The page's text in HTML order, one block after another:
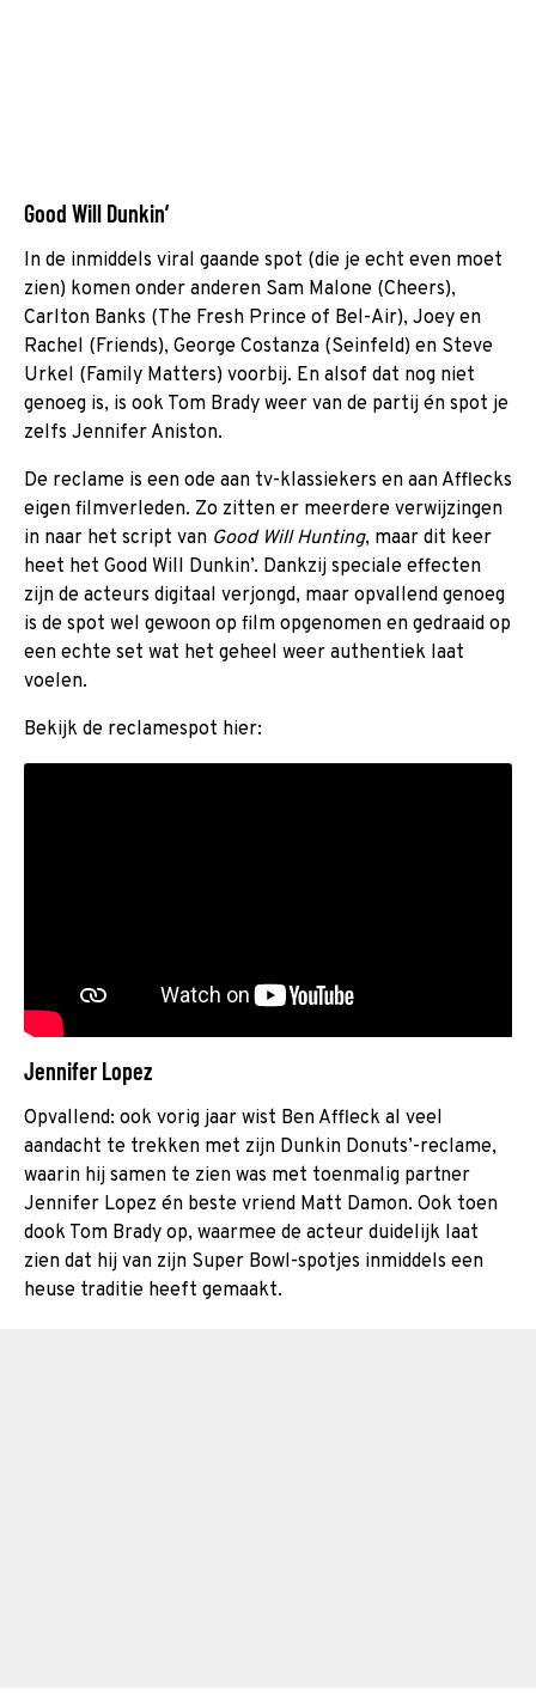
Good Will Dunkin’
In de inmiddels viral gaande spot (die je echt even moet
zien) komen onder anderen Sam Malone (Cheers),
Carlton Banks (The Fresh Prince of Bel-Air), Joey en
Rachel (Friends), George Costanza (Seinfeld) en Steve
Urkel (Family Matters) voorbij. En alsof dat nog niet
genoeg is, is ook Tom Brady weer van de partij én spot je
zelfs Jennifer Aniston.
De reclame is een ode aan tv-klassiekers en aan Afflecks
eigen filmverleden. Zo zitten er meerdere verwijzingen
in naar het script van Good Will Hunting, maar dit keer
heet het Good Will Dunkin’. Dankzij speciale effecten
zijn de acteurs digitaal verjongd, maar opvallend genoeg
is de spot wel gewoon op film opgenomen en gedraaid op
een echte set wat het geheel weer authentiek laat
voelen.
Bekijk de reclamespot hier:
Jennifer Lopez
Opvallend: ook vorig jaar wist Ben Affleck al veel
aandacht te trekken met zijn Dunkin Donuts’-reclame,
waarin hij samen te zien was met toenmalig partner
Jennifer Lopez én beste vriend Matt Damon. Ook toen
dook Tom Brady op, waarmee de acteur duidelijk laat
zien dat hij van zijn Super Bowl-spotjes inmiddels een
heuse traditie heeft gemaakt.